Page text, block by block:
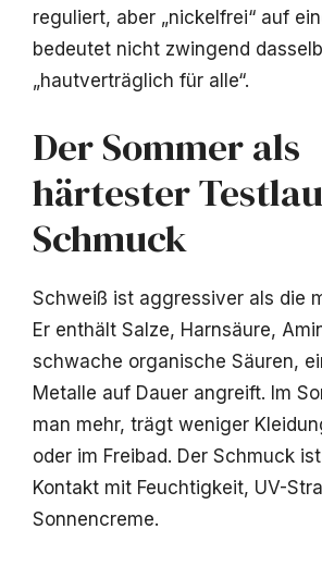
reguliert, aber „nickelfrei“ auf
bedeutet nicht zwingend
„hautverträglich für alle“.
Der Sommer als
härtester
Schmuck
Schweiß ist aggressiver als die
Er enthält Salze, Harnsäure,
schwache organische Säuren,
Metalle auf Dauer angreift. Im
man mehr, trägt weniger
oder im Freibad. Der Schmuck
Kontakt mit Feuchtigkeit, UV-
Sonnencreme.